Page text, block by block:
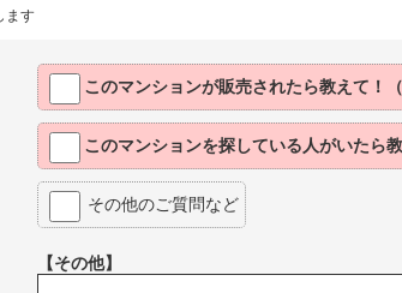
ます
このマンションが販売されたら教えて！
このマンションを探している人がいたら
その他のご質問など
【その他】